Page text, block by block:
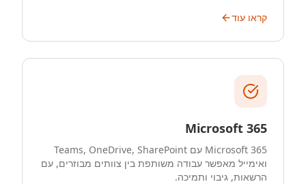
קראו עוד
Microsoft 365
Microsoft 365 עם Teams, OneDrive, SharePoint
ואימייל מאפשר עבודה משותפת בין צוותים מבוזרים, עם
הרשאות, גיבוי ותמיכה.